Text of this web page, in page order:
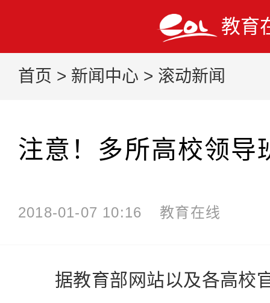
教育
首页 > 新闻中心 > 滚动新闻
注意！多所高校领导
2018-01-07 10:16 教育在线
据教育部网站以及各高校